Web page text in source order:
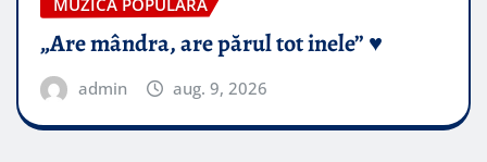
„Are mândra, are părul tot inele” ♥️
admin aug. 9, 2026